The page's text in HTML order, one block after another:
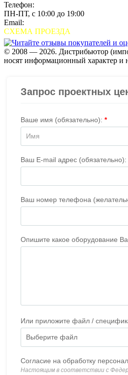
Телефон:
ПН-ПТ, с 10:00 до 19:00
Email:
СХЕМА ПРОЕЗДА
© 2008 — 2026. Дистрибьютор
носят информационный характер и